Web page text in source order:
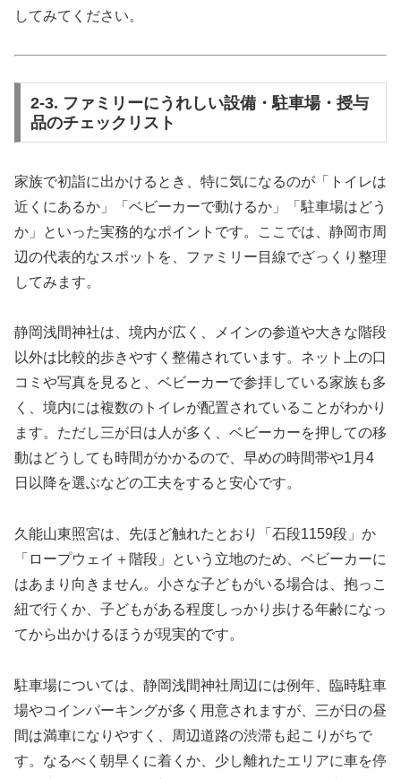
してみてください。
2-3. ファミリーにうれしい設備・駐車場・授与
品のチェックリスト
家族で初詣に出かけるとき、特に気になるのが「トイレは
近くにあるか」「ベビーカーで動けるか」「駐車場はどう
か」といった実務的なポイントです。ここでは、静岡市周
辺の代表的なスポットを、ファミリー目線でざっくり整理
してみます。
静岡浅間神社は、境内が広く、メインの参道や大きな階段
以外は比較的歩きやすく整備されています。ネット上の口
コミや写真を見ると、ベビーカーで参拝している家族も多
く、境内には複数のトイレが配置されていることがわかり
ます。ただし三が日は人が多く、ベビーカーを押しての移
動はどうしても時間がかかるので、早めの時間帯や1月4
日以降を選ぶなどの工夫をすると安心です。
久能山東照宮は、先ほど触れたとおり「石段1159段」か
「ロープウェイ＋階段」という立地のため、ベビーカーに
はあまり向きません。小さな子どもがいる場合は、抱っこ
紐で行くか、子どもがある程度しっかり歩ける年齢になっ
てから出かけるほうが現実的です。
駐車場については、静岡浅間神社周辺には例年、臨時駐車
場やコインパーキングが多く用意されますが、三が日の昼
間は満車になりやすく、周辺道路の渋滞も起こりがちで
す。なるべく朝早くに着くか、少し離れたエリアに車を停